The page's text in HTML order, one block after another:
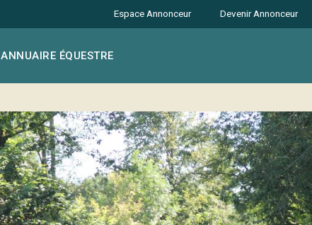
ANNUAIRE ÉQUESTRE
Espace Annonceur Devenir Annonceur